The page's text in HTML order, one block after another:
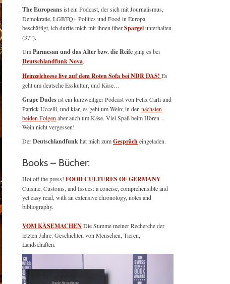
The Europeansist ein Podcast, der sich mit Journalismus,
Demokratie, LGBTQ+ Politics und Food in Europa
beschäftigt, ich durfte mich mit ihnen überSpargelunterhalten
(37“).
UmParmesan und das Alter bzw. die Reife ging es bei
Deutschlandfunk Nova.
Heinzelcheese live auf dem Roten Sofa bei NDR DAS! Es
geht um deutsche Esskultur, und Käse…
Grape Dudesist ein kurzweiliger Podcast von Felix Carli und
Patrick Uccelli, und klar, es geht um Wein; in den nächsten
beiden Folgen aber auch um Käse. Viel Spaß beim Hören –
Wein nicht vergessen!
DerDeutschlandfunkhat mich zumGesprächeingeladen.
Books – Bücher:
Hot off the press! FOOD CULTURES OF GERMANY
Cuisine, Customs, and Issues: a concise, comprehensible and
yet easy read, with an extensive chronology, notes and
bibliography.
VOM KÄSEMACHENDie Summe meiner Recherche der
letzten Jahre. Geschichten von Menschen, Tieren,
Landschaften.